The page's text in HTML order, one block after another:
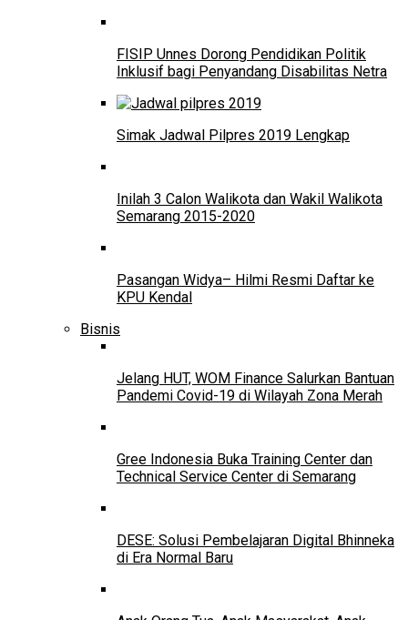
FISIP Unnes Dorong Pendidikan Politik
Inklusif bagi Penyandang Disabilitas Netra
Simak Jadwal Pilpres 2019 Lengkap
Inilah 3 Calon Walikota dan Wakil Walikota
Semarang 2015-2020
Pasangan Widya– Hilmi Resmi Daftar ke
KPU Kendal
Bisnis
Jelang HUT, WOM Finance Salurkan Bantuan
Pandemi Covid-19 di Wilayah Zona Merah
Gree Indonesia Buka Training Center dan
Technical Service Center di Semarang
DESE: Solusi Pembelajaran Digital Bhinneka
di Era Normal Baru